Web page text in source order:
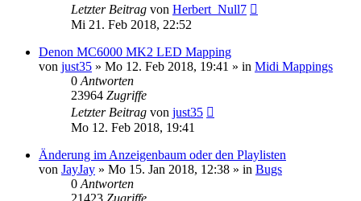
Letzter Beitrag von Herbert_Null7
Mi 21. Feb 2018, 22:52
Denon MC6000 MK2 LED Mapping
von just35 » Mo 12. Feb 2018, 19:41 » in Midi Mappings
0 Antworten
23964 Zugriffe
Letzter Beitrag von just35
Mo 12. Feb 2018, 19:41
Änderung im Anzeigenbaum oder den Playlisten
von JayJay » Mo 15. Jan 2018, 12:38 » in Bugs
0 Antworten
21423 Zugriffe